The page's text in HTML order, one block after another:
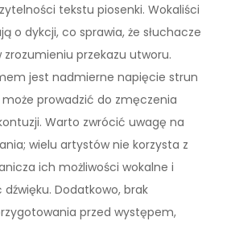
tekstu piosenki. Wokaliści
o dykcji, co sprawia, że słuchacze
przekazu utworu.
jest nadmierne napięcie strun
może prowadzić do zmęczenia
Warto zwrócić uwagę na
wielu artystów nie korzysta z
ich możliwości wokalne i
dźwięku. Dodatkowo, brak
przed występem,